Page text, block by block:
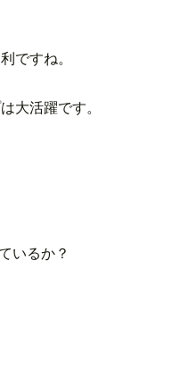
ですね。
大活躍です。
いるか？